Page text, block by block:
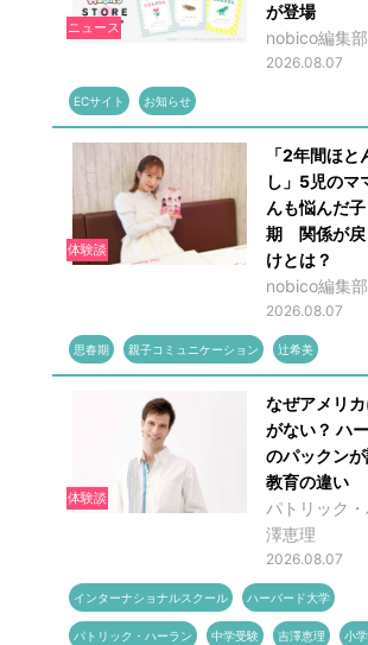
ニュース
が登場
nobico編集部
2026.08.07
ECサイト お知らせ
体験談
「2年間ほ
し」5児のマ
んも悩んだ
期 関係が戻
けとは？
nobico編集部
2026.08.07
思春期 親子コミュニケーション 辻希美
体験談
なぜアメリカ
がない？ ハ
のパックン
教育の違い
パトリック
澤恵理
2026.08.07
インターナショナルスクール ハーバード大学
パトリック・ハーラン 中学受験 吉澤恵理 小